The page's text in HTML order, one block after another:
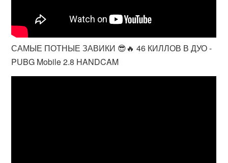
САМЫЕ ПОТНЫЕ ЗАВИКИ 😎🔥 46 КИЛЛОВ В ДУО -
PUBG Mobile 2.8 HANDCAM